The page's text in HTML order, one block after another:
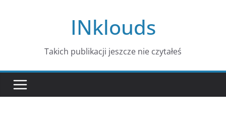
INklouds
Takich publikacji jeszcze nie czytałeś